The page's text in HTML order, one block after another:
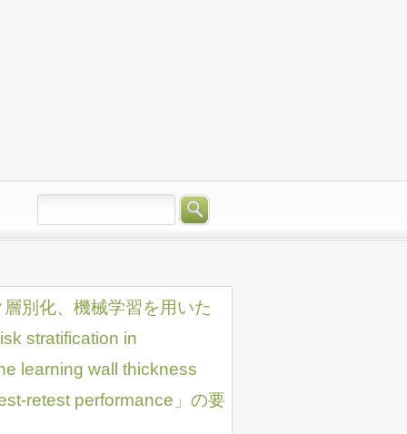
別化、機械学習を用いた
stratification in
learning wall thickness
retest performance」の要